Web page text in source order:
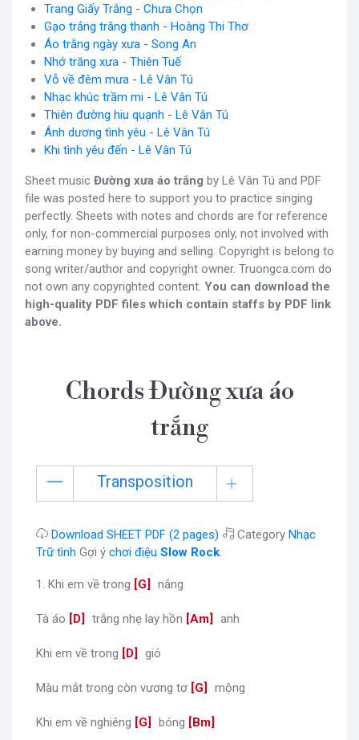
Trang Giấy Trắng - Chưa Chọn
Gạo trắng trăng thanh - Hoàng Thi Thơ
Áo trắng ngày xưa - Song An
Nhớ trăng xưa - Thiên Tuế
Vỗ về đêm mưa - Lê Vân Tú
Nhạc khúc trầm mi - Lê Vân Tú
Thiên đường hiu quạnh - Lê Vân Tú
Ánh dương tình yêu - Lê Vân Tú
Khi tình yêu đến - Lê Vân Tú
Sheet music Đường xưa áo trắng by Lê Vân Tú and PDF
file was posted here to support you to practice singing
perfectly. Sheets with notes and chords are for reference
only, for non-commercial purposes only, not involved with
earning money by buying and selling. Copyright is belong to
song writer/author and copyright owner. Truongca.com do
not own any copyrighted content. You can download the
high-quality PDF files which contain staffs by PDF link
above.
Chords Đường xưa áo
trắng
Transposition
Download SHEET PDF (2 pages) Category Nhạc
Trữ tình Gợi ý chơi điệu Slow Rock.
1. Khi em về trong [G nắng
Tà áo [D trắng nhẹ lay hồn [Am anh
Khi em về trong [D gió
Màu mắt trong còn vương tơ [G mộng
Khi em về nghiêng [G bóng [Bm